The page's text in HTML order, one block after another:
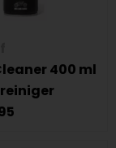
400 ml